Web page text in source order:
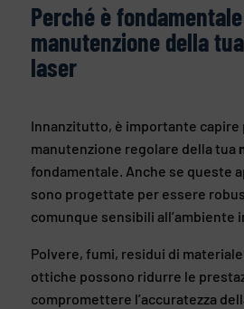
Perché è
manutenzione della
laser
Innanzitutto, è importante capire
manutenzione regolare della tua
fondamentale. Anche se queste
sono progettate per essere
comunque sensibili all’ambiente
Polvere, fumi, residui di
ottiche possono ridurre le
compromettere l’accuratezza